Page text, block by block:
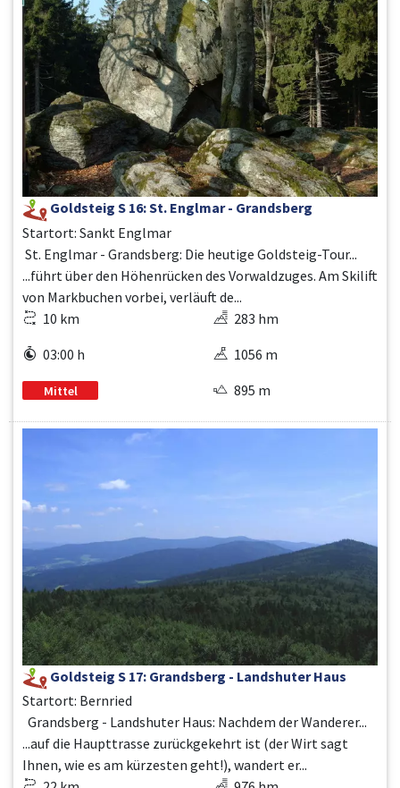
Goldsteig S 16: St. Englmar - Grandsberg
Startort: Sankt Englmar
St. Englmar - Grandsberg: Die heutige Goldsteig-Tour...
...führt über den Höhenrücken des Vorwaldzuges. Am Skilift
von Markbuchen vorbei, verläuft de...
10 km
03:00 h
Mittel
283 hm
1056 m
895 m
Goldsteig S 17: Grandsberg - Landshuter Haus
Startort: Bernried
Grandsberg - Landshuter Haus: Nachdem der Wanderer...
...auf die Haupttrasse zurückgekehrt ist (der Wirt sagt
Ihnen, wie es am kürzesten geht!), wandert er...